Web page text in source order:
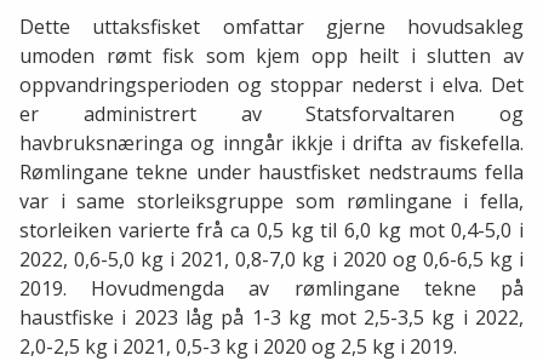
Dette uttaksfisket omfattar gjerne hovudsakleg
umoden rømt fisk som kjem opp heilt i slutten av
oppvandringsperioden og stoppar nederst i elva. Det
er administrert av Statsforvaltaren og
havbruksnæringa og inngår ikkje i drifta av fiskefella.
Rømlingane tekne under haustfisket nedstraums fella
var i same storleiksgruppe som rømlingane i fella,
storleiken varierte frå ca 0,5 kg til 6,0 kg mot 0,4-5,0 i
2022, 0,6-5,0 kg i 2021, 0,8-7,0 kg i 2020 og 0,6-6,5 kg i
2019. Hovudmengda av rømlingane tekne på
haustfiske i 2023 låg på 1-3 kg mot 2,5-3,5 kg i 2022,
2,0-2,5 kg i 2021, 0,5-3 kg i 2020 og 2,5 kg i 2019.